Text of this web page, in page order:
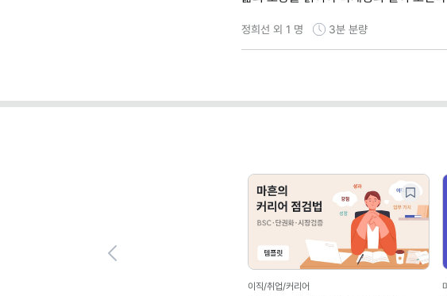
정희선 외 1 명 3분 분량
일잘러의 업무스킬